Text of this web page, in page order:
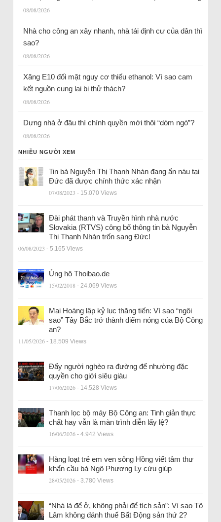
08/08/2026
Nhà cho công an xây nhanh, nhà tái định cư của dân thì
sao?
08/08/2026
Xăng E10 đối mặt nguy cơ thiếu ethanol: Vì sao cam
kết nguồn cung lại bị thử thách?
08/08/2026
Dựng nhà ở đâu thì chính quyền mới thôi “dòm ngó”?
08/08/2026
NHIỀU NGƯỜI XEM
Tin bà Nguyễn Thị Thanh Nhàn đang ẩn náu tại
Đức đã được chính thức xác nhận
07/08/2023 - 15.070 Views
Đài phát thanh và Truyền hình nhà nước
Slovakia (RTVS) công bố thông tin bà Nguyễn
Thị Thanh Nhàn trốn sang Đức!
06/08/2023 - 5.165 Views
Ủng hộ Thoibao.de
15/02/2018 - 24.069 Views
Mai Hoàng lập kỷ lục thăng tiến: Vì sao “ngôi
sao” Tây Bắc trở thành điểm nóng của Bộ Công
an?
11/05/2026 - 18.509 Views
Đẩy người nghèo ra đường để nhường đặc
quyền cho giới siêu giàu
17/06/2026 - 14.528 Views
Thanh lọc bộ máy Bộ Công an: Tinh giản thực
chất hay vẫn là màn trình diễn lấy lệ?
16/06/2026 - 4.942 Views
Hàng loạt trẻ em ven sông Hồng viết tâm thư
khẩn cầu bà Ngô Phương Ly cứu giúp
28/05/2026 - 3.780 Views
“Nhà là để ở, không phải để tích sản”: Vì sao Tô
Lâm không đánh thuế Bất Động sản thứ 2?